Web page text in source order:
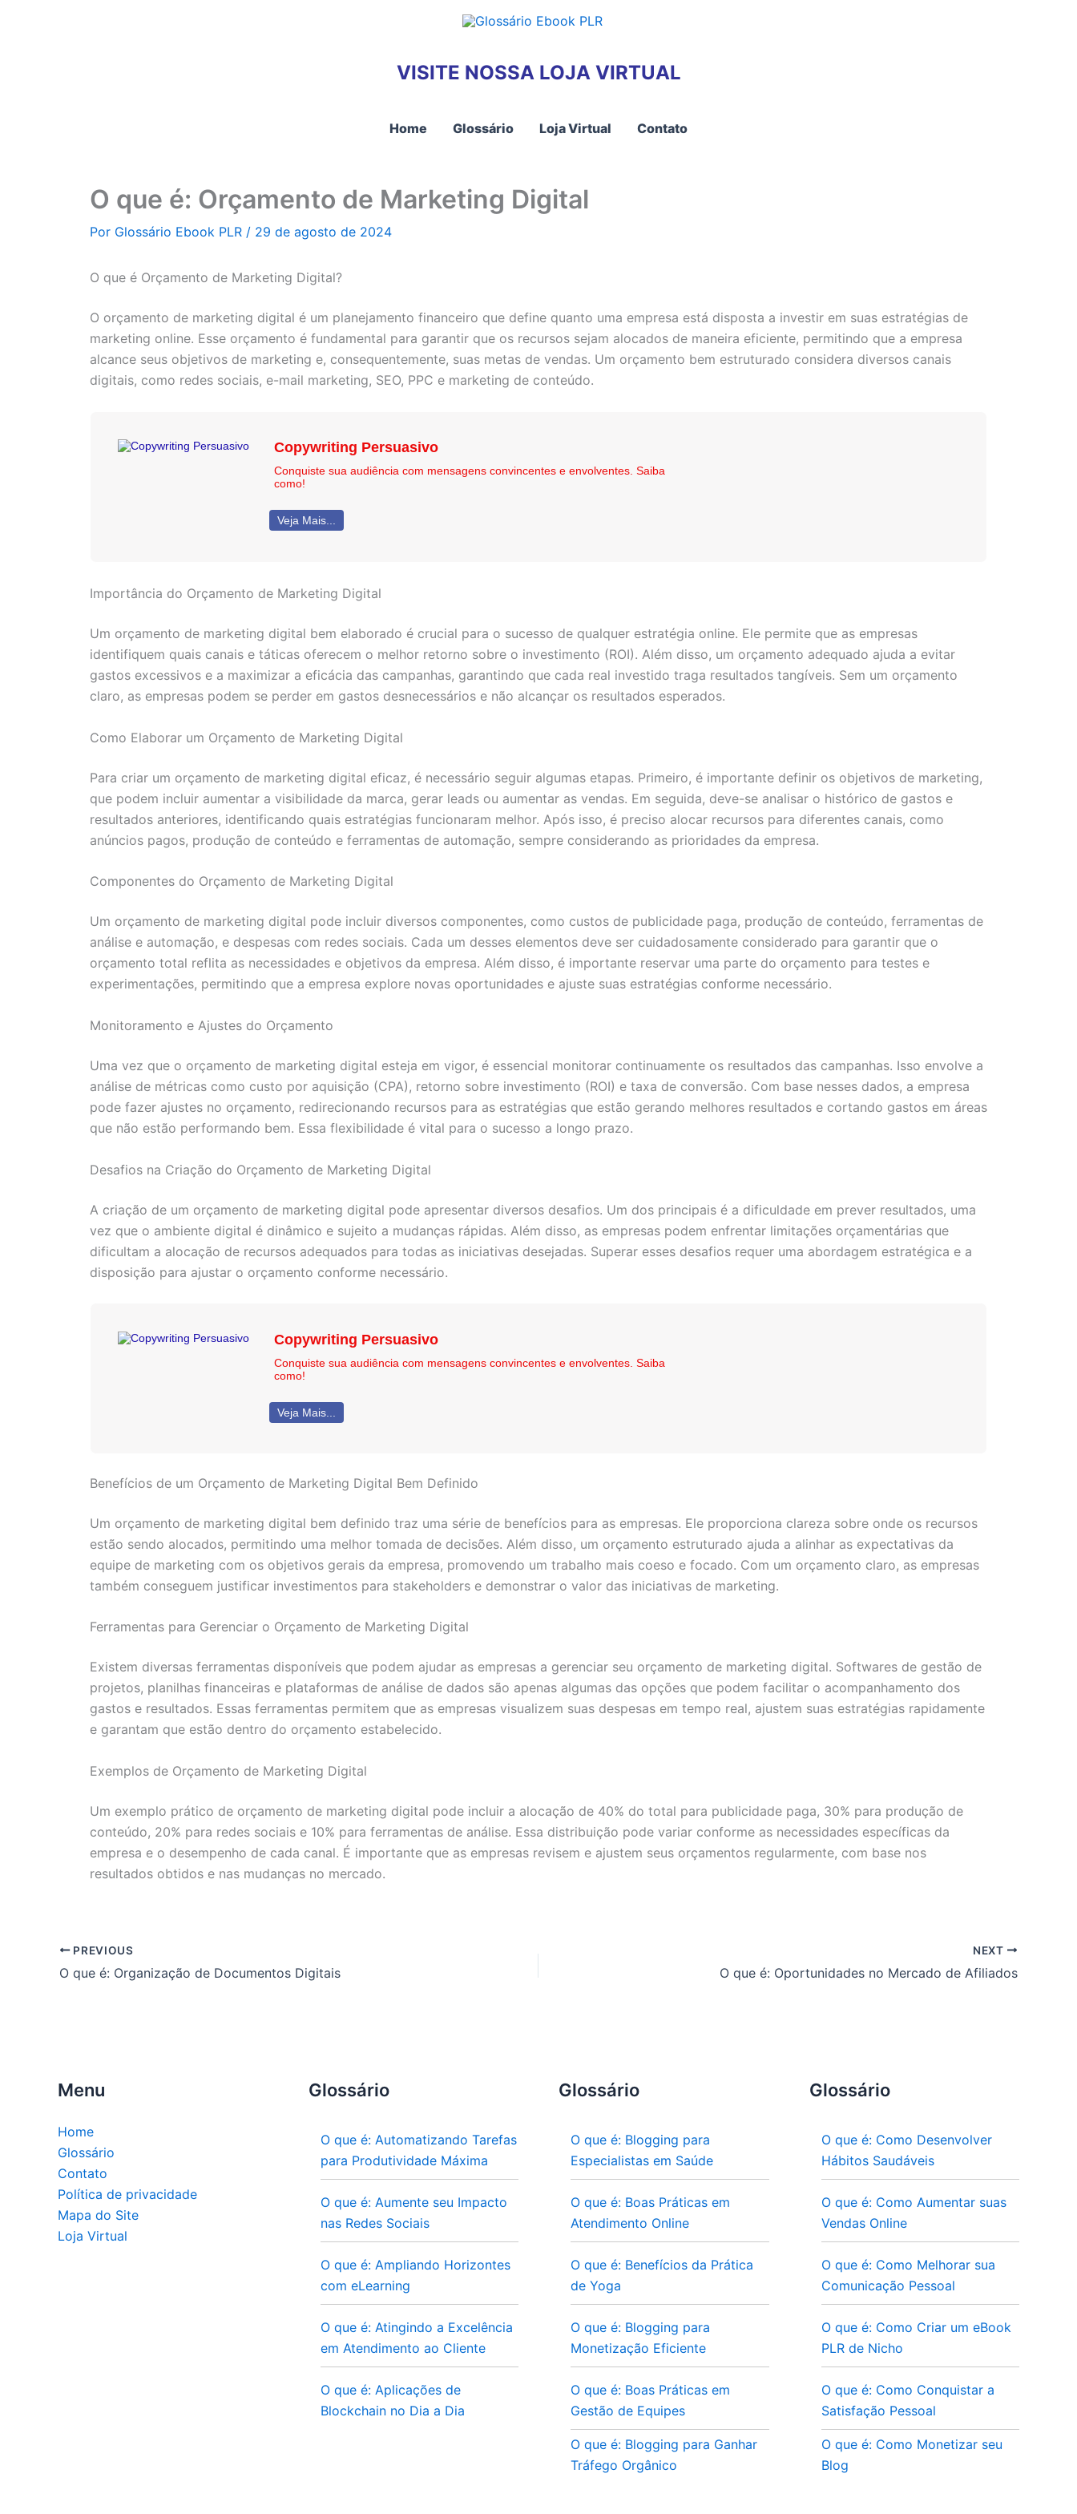
VISITE NOSSA LOJA VIRTUAL
Home Glossário Loja Virtual Contato
O que é: Orçamento de Marketing Digital
Por Glossário Ebook PLR / 29 de agosto de 2024
O que é Orçamento de Marketing Digital?
O orçamento de marketing digital é um planejamento financeiro que define quanto uma empresa está disposta a investir em suas estratégias de
marketing online. Esse orçamento é fundamental para garantir que os recursos sejam alocados de maneira eficiente, permitindo que a empresa
alcance seus objetivos de marketing e, consequentemente, suas metas de vendas. Um orçamento bem estruturado considera diversos canais
digitais, como redes sociais, e-mail marketing, SEO, PPC e marketing de conteúdo.
Copywriting Persuasivo
Conquiste sua audiência com mensagens convincentes e envolventes. Saiba
como!
Veja Mais...
Importância do Orçamento de Marketing Digital
Um orçamento de marketing digital bem elaborado é crucial para o sucesso de qualquer estratégia online. Ele permite que as empresas
identifiquem quais canais e táticas oferecem o melhor retorno sobre o investimento (ROI). Além disso, um orçamento adequado ajuda a evitar
gastos excessivos e a maximizar a eficácia das campanhas, garantindo que cada real investido traga resultados tangíveis. Sem um orçamento
claro, as empresas podem se perder em gastos desnecessários e não alcançar os resultados esperados.
Como Elaborar um Orçamento de Marketing Digital
Para criar um orçamento de marketing digital eficaz, é necessário seguir algumas etapas. Primeiro, é importante definir os objetivos de marketing,
que podem incluir aumentar a visibilidade da marca, gerar leads ou aumentar as vendas. Em seguida, deve-se analisar o histórico de gastos e
resultados anteriores, identificando quais estratégias funcionaram melhor. Após isso, é preciso alocar recursos para diferentes canais, como
anúncios pagos, produção de conteúdo e ferramentas de automação, sempre considerando as prioridades da empresa.
Componentes do Orçamento de Marketing Digital
Um orçamento de marketing digital pode incluir diversos componentes, como custos de publicidade paga, produção de conteúdo, ferramentas de
análise e automação, e despesas com redes sociais. Cada um desses elementos deve ser cuidadosamente considerado para garantir que o
orçamento total reflita as necessidades e objetivos da empresa. Além disso, é importante reservar uma parte do orçamento para testes e
experimentações, permitindo que a empresa explore novas oportunidades e ajuste suas estratégias conforme necessário.
Monitoramento e Ajustes do Orçamento
Uma vez que o orçamento de marketing digital esteja em vigor, é essencial monitorar continuamente os resultados das campanhas. Isso envolve a
análise de métricas como custo por aquisição (CPA), retorno sobre investimento (ROI) e taxa de conversão. Com base nesses dados, a empresa
pode fazer ajustes no orçamento, redirecionando recursos para as estratégias que estão gerando melhores resultados e cortando gastos em áreas
que não estão performando bem. Essa flexibilidade é vital para o sucesso a longo prazo.
Desafios na Criação do Orçamento de Marketing Digital
A criação de um orçamento de marketing digital pode apresentar diversos desafios. Um dos principais é a dificuldade em prever resultados, uma
vez que o ambiente digital é dinâmico e sujeito a mudanças rápidas. Além disso, as empresas podem enfrentar limitações orçamentárias que
dificultam a alocação de recursos adequados para todas as iniciativas desejadas. Superar esses desafios requer uma abordagem estratégica e a
disposição para ajustar o orçamento conforme necessário.
Copywriting Persuasivo
Conquiste sua audiência com mensagens convincentes e envolventes. Saiba
como!
Veja Mais...
Benefícios de um Orçamento de Marketing Digital Bem Definido
Um orçamento de marketing digital bem definido traz uma série de benefícios para as empresas. Ele proporciona clareza sobre onde os recursos
estão sendo alocados, permitindo uma melhor tomada de decisões. Além disso, um orçamento estruturado ajuda a alinhar as expectativas da
equipe de marketing com os objetivos gerais da empresa, promovendo um trabalho mais coeso e focado. Com um orçamento claro, as empresas
também conseguem justificar investimentos para stakeholders e demonstrar o valor das iniciativas de marketing.
Ferramentas para Gerenciar o Orçamento de Marketing Digital
Existem diversas ferramentas disponíveis que podem ajudar as empresas a gerenciar seu orçamento de marketing digital. Softwares de gestão de
projetos, planilhas financeiras e plataformas de análise de dados são apenas algumas das opções que podem facilitar o acompanhamento dos
gastos e resultados. Essas ferramentas permitem que as empresas visualizem suas despesas em tempo real, ajustem suas estratégias rapidamente
e garantam que estão dentro do orçamento estabelecido.
Exemplos de Orçamento de Marketing Digital
Um exemplo prático de orçamento de marketing digital pode incluir a alocação de 40% do total para publicidade paga, 30% para produção de
conteúdo, 20% para redes sociais e 10% para ferramentas de análise. Essa distribuição pode variar conforme as necessidades específicas da
empresa e o desempenho de cada canal. É importante que as empresas revisem e ajustem seus orçamentos regularmente, com base nos
resultados obtidos e nas mudanças no mercado.
PREVIOUS
O que é: Organização de Documentos Digitais
NEXT
O que é: Oportunidades no Mercado de Afiliados
Menu
Home
Glossário
Contato
Política de privacidade
Mapa do Site
Loja Virtual
Glossário
O que é: Automatizando Tarefas
para Produtividade Máxima
O que é: Aumente seu Impacto
nas Redes Sociais
O que é: Ampliando Horizontes
com eLearning
O que é: Atingindo a Excelência
em Atendimento ao Cliente
O que é: Aplicações de
Blockchain no Dia a Dia
Glossário
O que é: Blogging para
Especialistas em Saúde
O que é: Boas Práticas em
Atendimento Online
O que é: Benefícios da Prática
de Yoga
O que é: Blogging para
Monetização Eficiente
O que é: Boas Práticas em
Gestão de Equipes
O que é: Blogging para Ganhar
Tráfego Orgânico
Glossário
O que é: Como Desenvolver
Hábitos Saudáveis
O que é: Como Aumentar suas
Vendas Online
O que é: Como Melhorar sua
Comunicação Pessoal
O que é: Como Criar um eBook
PLR de Nicho
O que é: Como Conquistar a
Satisfação Pessoal
O que é: Como Monetizar seu
Blog